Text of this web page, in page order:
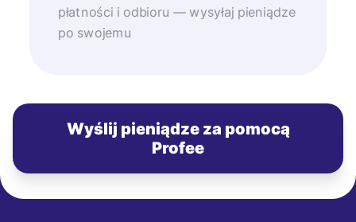
płatności i odbioru — wysyłaj pieniądze
po swojemu
Wyślij pieniądze za pomocą
Profee